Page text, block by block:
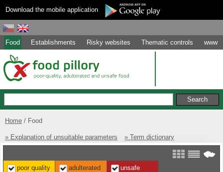
Download the mobile application
Food Establishments Risky websites Thematic controls www
Home Food
» Explanation of unsuitable parameters » Term dictionary
poor quality adulterated unsafe